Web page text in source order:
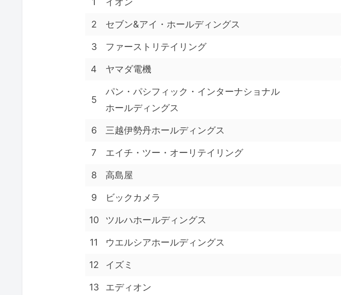
2 セブン&アイ・ホールディングス
3 ファーストリテイリング
4 ヤマダ電機
5
パン・パシフィック・インターナショナル
ホールディングス
6 三越伊勢丹ホールディングス
7 エイチ・ツー・オーリテイリング
8 高島屋
9 ビックカメラ
10 ツルハホールディングス
11 ウエルシアホールディングス
12 イズミ
13 エディオン